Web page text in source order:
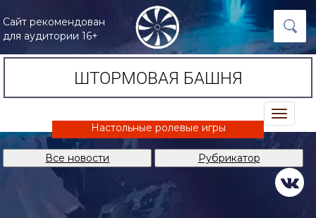
Сайт рекомендован
для аудитории 16+
ШТОРМОВАЯ БАШНЯ
trk
Настольные ролевые игры
Все новости Рубрикатор